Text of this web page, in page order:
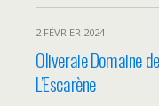
2 FÉVRIER 2024
Oliveraie Domaine
L’Escarène